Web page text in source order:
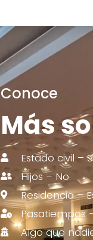
Conoce
Más
Estado civil –
Hijos – No
Residencia –
Pasatiempos
Algo que